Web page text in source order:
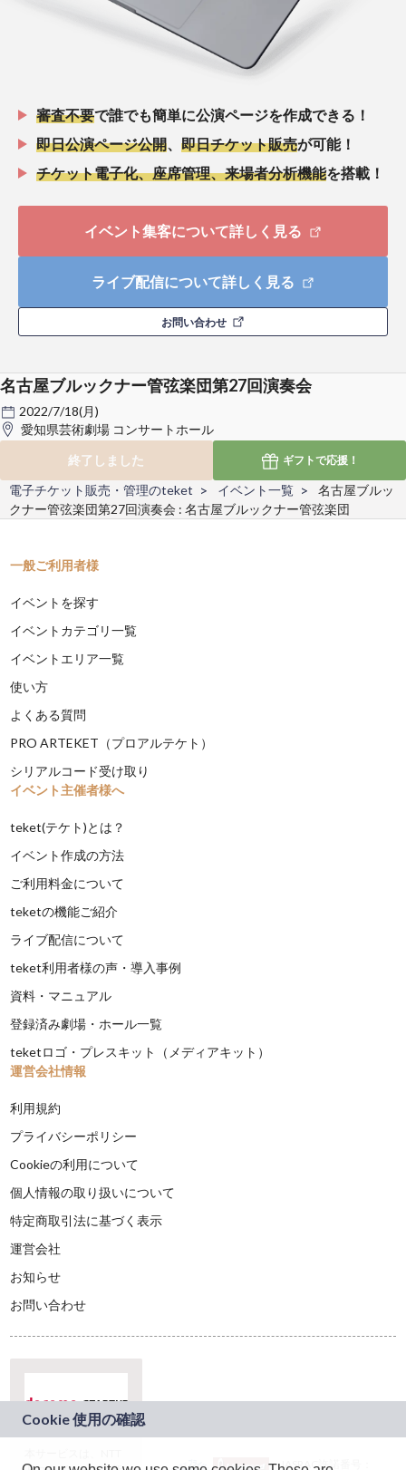
審査不要で誰でも簡単に公演ページを作成できる！
即日公演ページ公開
即日チケット販売が可能！
チケット電子化、座席管理、来場者分析機能を搭載！
イベント集客について詳しく見る
ライブ配信について詳しく見る
お問い合わせ
名古屋ブルックナー管弦楽団第27回演奏会
2022/7/18(月)
愛知県芸術劇場 コンサートホール
終了しました
ギフトで応援！
電子チケット販売・管理のteket イベント一覧
名古屋ブルッ
クナー管弦楽団第27回演奏会 : 名古屋ブルックナー管弦楽団
一般ご利用者様
イベントを探す
イベントカテゴリ一覧
イベントエリア一覧
使い方
よくある質問
PRO ARTEKET（プロアルテケト）
シリアルコード受け取り
イベント主催者様へ
teket(テケト)とは？
イベント作成の方法
ご利用料金について
teketの機能ご紹介
ライブ配信について
teket利用者様の声・導入事例
資料・マニュアル
登録済み劇場・ホール一覧
teketロゴ・プレスキット（メディアキット）
運営会社情報
利用規約
プライバシーポリシー
Cookieの利用について
個人情報の取り扱いについて
特定商取引法に基づく表示
運営会社
お知らせ
お問い合わせ
JASRAC許諾番号：